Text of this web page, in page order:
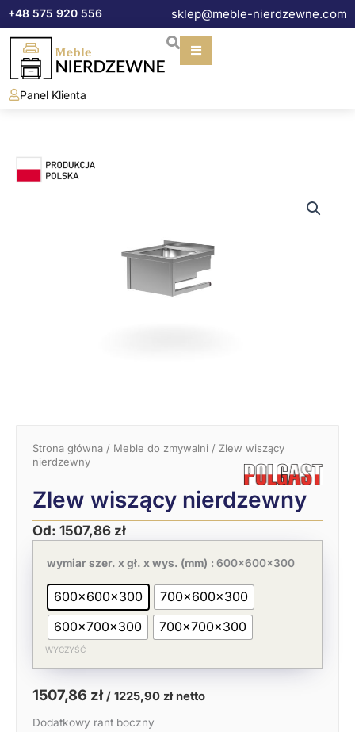
do+48 575 920 556 sklep@meble-nierdzewne.com
Panel Klienta
Strona główna / Meble do zmywalni / Zlew wiszący
nierdzewny
Zlew wiszący nierdzewny
Od: 1507,86 zł
wymiar szer. x gł. x wys. (mm) : 600x600x300
600x600x300
700x600x300
600x700x300
700x700x300
WYCZYŚĆ
Pierwotna
cena
wynosiła:
2319,78 zł.
1507,86 zł
Aktualna
cena
wynosi:
1507,86 zł.
/ 1225,90 złnetto
Dodatkowy rant boczny
Zlew
wiszący
nierdzewny